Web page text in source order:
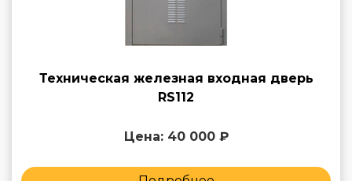
Техническая железная входная дверь
RS112
Цена: 40 000 ₽